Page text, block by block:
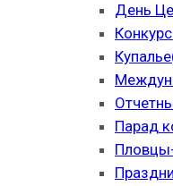
День
Парад